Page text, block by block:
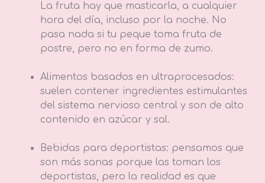
La fruta hay que masticarla, a cualquier
hora del día, incluso por la noche. No
pasa nada si tu peque toma fruta de
postre, pero no en forma de zumo.
Alimentos basados en ultraprocesados:
suelen contener ingredientes estimulantes
del sistema nervioso central y son de alto
contenido en azúcar y sal.
Bebidas para deportistas: pensamos que
son más sanas porque las toman los
deportistas, pero la realidad es que